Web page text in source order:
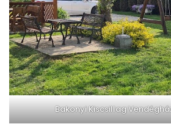
Bakonyi Kiscsillag